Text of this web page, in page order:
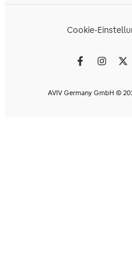
Cookie-
AVIV Germany GmbH ©